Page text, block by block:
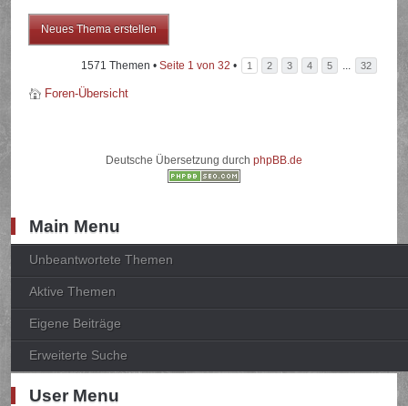
Neues Thema erstellen
1571 Themen • Seite 1 von 32 • 1 2 3 4 5 ... 32
Foren-Übersicht
Deutsche Übersetzung durch phpBB.de
Main Menu
Unbeantwortete Themen
Aktive Themen
Eigene Beiträge
Erweiterte Suche
User Menu